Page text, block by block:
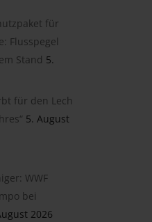
für
Flusspegel
Stand 5.
für den Lech
5. August
WWF
bei
2026